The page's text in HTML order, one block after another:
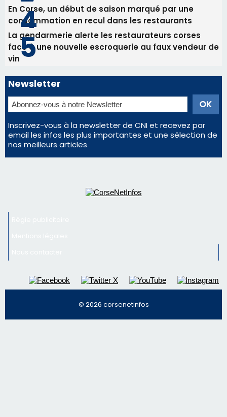
Inscrivez-vous à la newsletter de CNI et recevez par
email les infos les plus importantes et une sélection de
nos meilleurs articles
Régie publicitaire
Nous contacter
© 2026 corsenetinfos